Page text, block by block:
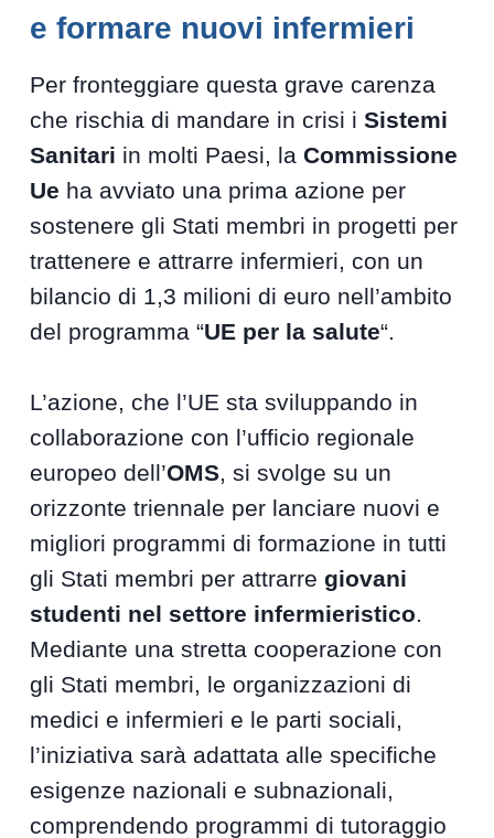
e formare nuovi infermieri
Per fronteggiare questa grave carenza
che rischia di mandare in crisi iSistemi
Sanitari in molti Paesi, laCommissione
Ue ha avviato una prima azione per
sostenere gli Stati membri in progetti per
trattenere e attrarre infermieri, con un
bilancio di 1,3 milioni di euro nell’ambito
del programma “UE per la salute“.
L’azione, che l’UE sta sviluppando in
collaborazione con l’ufficio regionale
europeo dell’OMS , si svolge su un
orizzonte triennale per lanciare nuovi e
migliori programmi di formazione in tutti
gli Stati membri per attrarregiovani
studenti nel settore infermieristico
Mediante una stretta cooperazione con
gli Stati membri, le organizzazioni di
medici e infermieri e le parti sociali,
l’iniziativa sarà adattata alle specifiche
esigenze nazionali e subnazionali,
comprendendo programmi di tutoraggio